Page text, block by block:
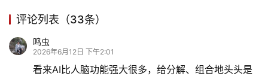
评论列表（33条）
鸣虫
2026年6月12日 下午2:01
看来AI比人脑功能强大很多，给分解、组合地头头是